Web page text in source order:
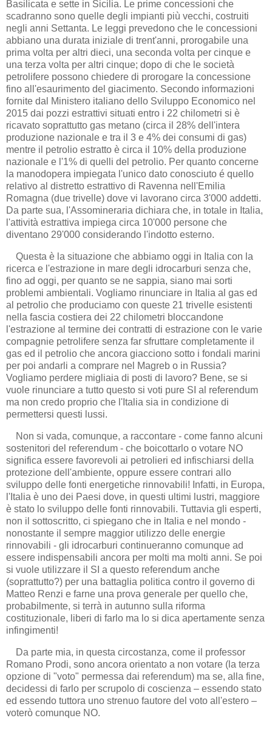
Basilicata e sette in Sicilia. Le prime concessioni che
scadranno sono quelle degli impianti più vecchi, costruiti
negli anni Settanta. Le leggi prevedono che le concessioni
abbiano una durata iniziale di trent'anni, prorogabile una
prima volta per altri dieci, una seconda volta per cinque e
una terza volta per altri cinque; dopo di che le società
petrolifere possono chiedere di prorogare la concessione
fino all'esaurimento del giacimento. Secondo informazioni
fornite dal Ministero italiano dello Sviluppo Economico nel
2015 dai pozzi estrattivi situati entro i 22 chilometri si è
ricavato soprattutto gas metano (circa il 28% dell'intera
produzione nazionale e tra il 3 e 4% dei consumi di gas)
mentre il petrolio estratto è circa il 10% della produzione
nazionale e l'1% di quelli del petrolio. Per quanto concerne
la manodopera impiegata l'unico dato conosciuto é quello
relativo al distretto estrattivo di Ravenna nell'Emilia
Romagna (due trivelle) dove vi lavorano circa 3'000 addetti.
Da parte sua, l'Assomineraria dichiara che, in totale in Italia,
l'attività estrattiva impiega circa 10'000 persone che
diventano 29'000 considerando l'indotto esterno.
Questa è la situazione che abbiamo oggi in Italia con la
ricerca e l'estrazione in mare degli idrocarburi senza che,
fino ad oggi, per quanto se ne sappia, siano mai sorti
problemi ambientali. Vogliamo rinunciare in Italia al gas ed
al petrolio che produciamo con queste 21 trivelle esistenti
nella fascia costiera dei 22 chilometri bloccandone
l'estrazione al termine dei contratti di estrazione con le varie
compagnie petrolifere senza far sfruttare completamente il
gas ed il petrolio che ancora giacciono sotto i fondali marini
per poi andarli a comprare nel Magreb o in Russia?
Vogliamo perdere migliaia di posti di lavoro? Bene, se si
vuole rinunciare a tutto questo si voti pure SI al referendum
ma non credo proprio che l'Italia sia in condizione di
permettersi questi lussi.
Non si vada, comunque, a raccontare - come fanno alcuni
sostenitori del referendum - che boicottarlo o votare NO
significa essere favorevoli ai petrolieri ed infischiarsi della
protezione dell'ambiente, oppure essere contrari allo
sviluppo delle fonti energetiche rinnovabili! Infatti, in Europa,
l'Italia è uno dei Paesi dove, in questi ultimi lustri, maggiore
è stato lo sviluppo delle fonti rinnovabili. Tuttavia gli esperti,
non il sottoscritto, ci spiegano che in Italia e nel mondo -
nonostante il sempre maggior utilizzo delle energie
rinnovabili - gli idrocarburi continueranno comunque ad
essere indispensabili ancora per molti ma molti anni. Se poi
si vuole utilizzare il SI a questo referendum anche
(soprattutto?) per una battaglia politica contro il governo di
Matteo Renzi e farne una prova generale per quello che,
probabilmente, si terrà in autunno sulla riforma
costituzionale, liberi di farlo ma lo si dica apertamente senza
infingimenti!
Da parte mia, in questa circostanza, come il professor
Romano Prodi, sono ancora orientato a non votare (la terza
opzione di "voto" permessa dai referendum) ma se, alla fine,
decidessi di farlo per scrupolo di coscienza – essendo stato
ed essendo tuttora uno strenuo fautore del voto all'estero –
voterò comunque NO.